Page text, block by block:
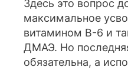
Здесь это вопрос
максимальное
витамином B-6 и
ДМАЭ. Но
обязательна, а